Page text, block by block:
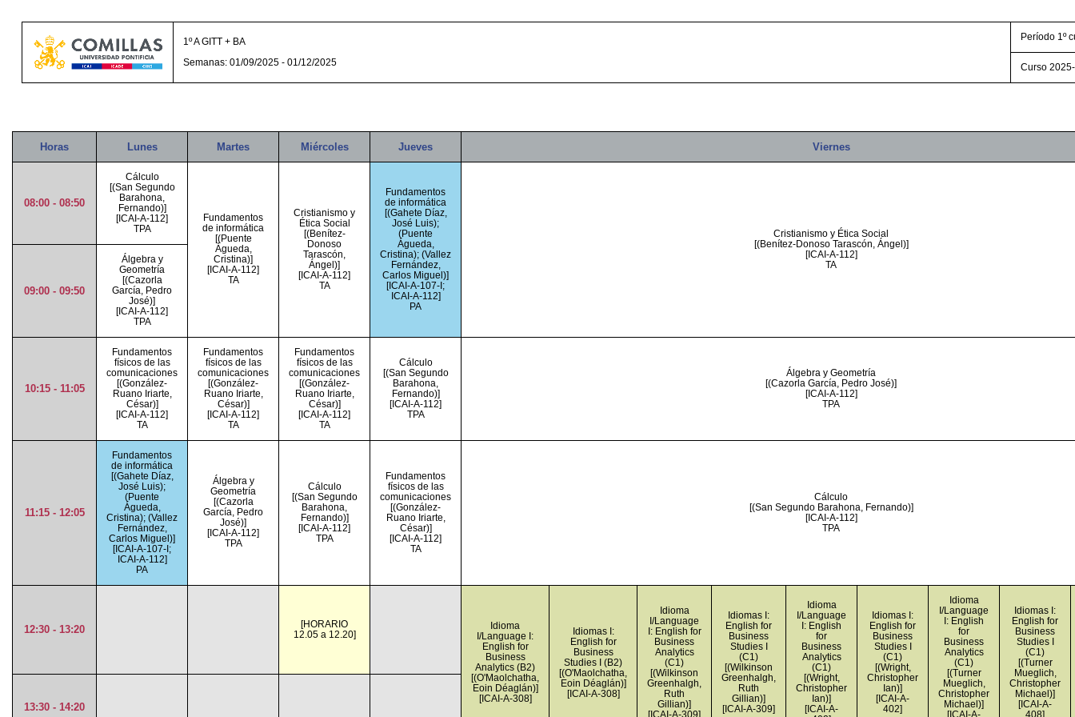
1º A GITT + BA
Semanas: 01/09/2025 - 01/12/2025
Período 1º
Curso
Horas Lunes Martes Miércoles Jueves Viernes
08:00 - 08:50
Cálculo
[(San Segundo
Barahona,
Fernando)]
[ICAI-A-112]
TPA
Fundamentos
de informática
[(Puente
Águeda,
Cristina)]
[ICAI-A-112]
TA
Cristianismo y
Ética Social
[(Benítez-
Donoso
Tarascón,
Ángel)]
[ICAI-A-112]
TA
Fundamentos
de informática
[(Gahete Díaz,
José Luis);
(Puente
Águeda,
Cristina); (Vallez
Fernández,
Carlos Miguel)]
[ICAI-A-107-I;
ICAI-A-112]
PA
Cristianismo y Ética Social
[(Benítez-Donoso Tarascón, Ángel)]
[ICAI-A-112]
TA
09:00 - 09:50
Álgebra y
Geometría
[(Cazorla
García, Pedro
José)]
[ICAI-A-112]
TPA
10:15 - 11:05
Fundamentos
físicos de las
comunicaciones
[(González-
Ruano Iriarte,
César)]
[ICAI-A-112]
TA
Fundamentos
físicos de las
comunicaciones
[(González-
Ruano Iriarte,
César)]
[ICAI-A-112]
TA
Fundamentos
físicos de las
comunicaciones
[(González-
Ruano Iriarte,
César)]
[ICAI-A-112]
TA
Cálculo
[(San Segundo
Barahona,
Fernando)]
[ICAI-A-112]
TPA
Álgebra y Geometría
[(Cazorla García, Pedro José)]
[ICAI-A-112]
TPA
11:15 - 12:05
Fundamentos
de informática
[(Gahete Díaz,
José Luis);
(Puente
Águeda,
Cristina); (Vallez
Fernández,
Carlos Miguel)]
[ICAI-A-107-I;
ICAI-A-112]
PA
Álgebra y
Geometría
[(Cazorla
García, Pedro
José)]
[ICAI-A-112]
TPA
Cálculo
[(San Segundo
Barahona,
Fernando)]
[ICAI-A-112]
TPA
Fundamentos
físicos de las
comunicaciones
[(González-
Ruano Iriarte,
César)]
[ICAI-A-112]
TA
Cálculo
[(San Segundo Barahona, Fernando)]
[ICAI-A-112]
TPA
12:30 - 13:20
[HORARIO
12.05 a 12.20]
Idioma
I/Language I:
English for
Business
Analytics (B2)
[(O'Maolchatha,
Eoin Déaglán)]
[ICAI-A-308]
Idiomas I:
English for
Business
Studies I (B2)
[(O'Maolchatha,
Eoin Déaglán)]
[ICAI-A-308]
Idioma
I/Language
I: English for
Business
Analytics
(C1)
[(Wilkinson
Greenhalgh,
Ruth
Gillian)]
[ICAI-A-309]
Idiomas I:
English for
Business
Studies I
(C1)
[(Wilkinson
Greenhalgh,
Ruth
Gillian)]
[ICAI-A-309]
Idioma
I/Language
I: English
for
Business
Analytics
(C1)
[(Wright,
Christopher
Ian)]
[ICAI-A-
Idiomas I:
English for
Business
Studies I
(C1)
[(Wright,
Christopher
Ian)]
[ICAI-A-
402]
Idioma
I/Language
I: English
for
Business
Analytics
(C1)
[(Turner
Mueglich,
Christopher
Michael)]
[ICAI-A-
Idiomas I:
English for
Business
Studies I
(C1)
[(Turner
Mueglich,
Christopher
Michael)]
[ICAI-A-
408]
13:30 - 14:20